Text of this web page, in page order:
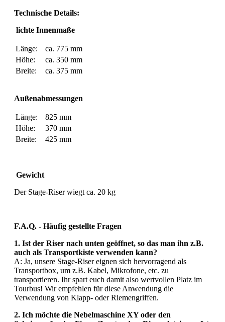
Technische Details:
lichte Innenmaße
Länge:
ca. 775 mm
Höhe:
ca. 350 mm
Breite:
ca. 375 mm
Außenabmessungen
Länge:
825 mm
Höhe:
370 mm
Breite:
425 mm
Gewicht
Der Stage-Riser wiegt ca. 20 kg
F.A.Q. - Häufig gestellte Fragen
1. Ist der Riser nach unten geöffnet, so das man ihn z.B.
auch als Transportkiste verwenden kann?
A: Ja, unsere Stage-Riser eignen sich hervorragend als
Transportbox, um z.B. Kabel, Mikrofone, etc. zu
transportieren. Ihr spart euch damit also wertvollen Platz im
Tourbus! Wir empfehlen für diese Anwendung die
Verwendung von Klapp- oder Riemengriffen.
2. Ich möchte die Nebelmaschine XY oder den